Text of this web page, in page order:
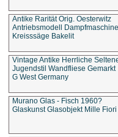
Antike Rarität Orig. Oesterwitz
Antriebsmodell Dampfmaschine
Kreisssäge Bakelit
Vintage Antike Herrliche
Jugendstil Wandfliese Gemarkt
G West Germany
Murano Glas - Fisch 1960?
Glaskunst Glasobjekt Mille Fiori